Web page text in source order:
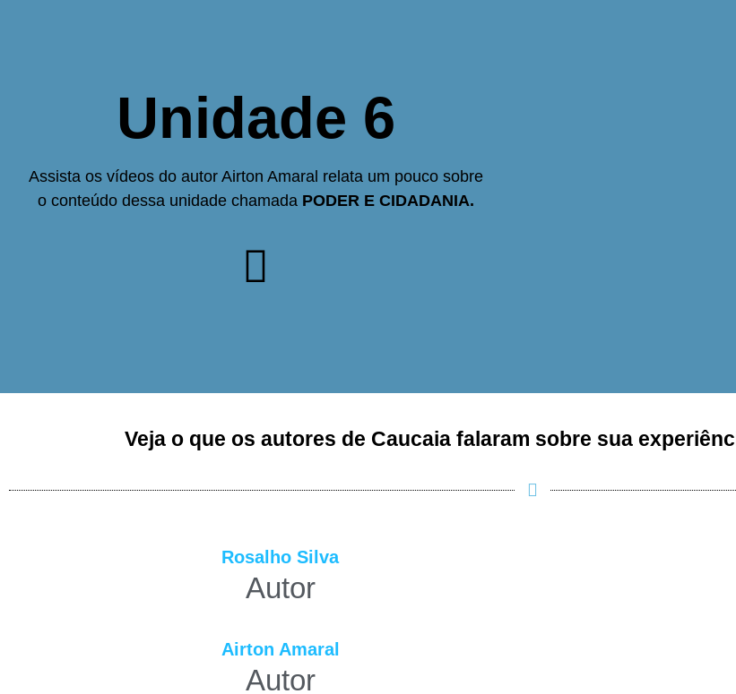
Unidade 6
Assista os vídeos do autor Airton Amaral relata um pouco sobre
o conteúdo dessa unidade chamada PODER E CIDADANIA.
Veja o que os autores de Caucaia falaram sobre sua
Rosalho Silva
Autor
Airton Amaral
Autor